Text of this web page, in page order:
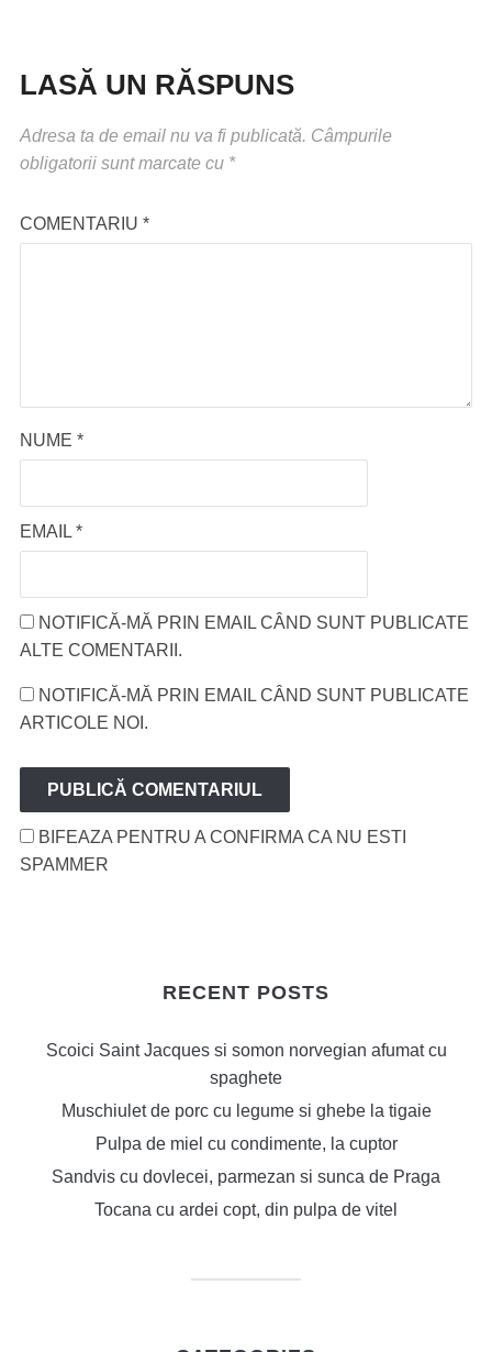
LASĂ UN RĂSPUNS
Adresa ta de email nu va fi publicată. Câmpurile
obligatorii sunt marcate cu *
COMENTARIU *
NUME *
EMAIL *
NOTIFICĂ-MĂ PRIN EMAIL CÂND SUNT PUBLICATE
ALTE COMENTARII.
NOTIFICĂ-MĂ PRIN EMAIL CÂND SUNT PUBLICATE
ARTICOLE NOI.
BIFEAZA PENTRU A CONFIRMA CA NU ESTI
SPAMMER
RECENT POSTS
Scoici Saint Jacques si somon norvegian afumat cu
spaghete
Muschiulet de porc cu legume si ghebe la tigaie
Pulpa de miel cu condimente, la cuptor
Sandvis cu dovlecei, parmezan si sunca de Praga
Tocana cu ardei copt, din pulpa de vitel